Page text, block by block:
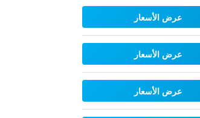
عرض الأسعار
عرض الأسعار
عرض الأسعار